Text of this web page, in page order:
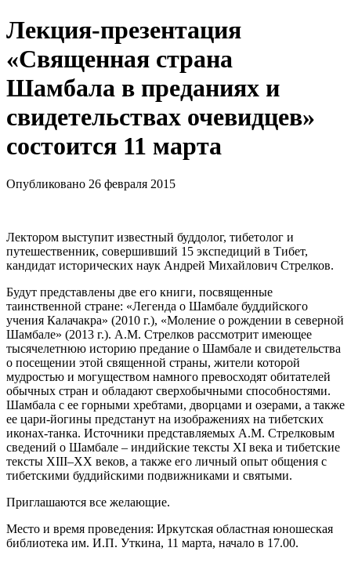
Лекция-презентация
«Священная страна
Шамбала в преданиях и
свидетельствах очевидцев»
состоится 11 марта
Опубликовано 26 февраля 2015
Лектором выступит известный буддолог, тибетолог и
путешественник, совершивший 15 экспедиций в Тибет,
кандидат исторических наук Андрей Михайлович Стрелков.
Будут представлены две его книги, посвященные
таинственной стране: «Легенда о Шамбале буддийского
учения Калачакра» (2010 г.), «Моление о рождении в северной
Шамбале» (2013 г.). А.М. Стрелков рассмотрит имеющее
тысячелетнюю историю предание о Шамбале и свидетельства
о посещении этой священной страны, жители которой
мудростью и могуществом намного превосходят обитателей
обычных стран и обладают сверхобычными способностями.
Шамбала с ее горными хребтами, дворцами и озерами, а также
ее цари-йогины предстанут на изображениях на тибетских
иконах-танка. Источники представляемых А.М. Стрелковым
сведений о Шамбале – индийские тексты XI века и тибетские
тексты XIII–XX веков, а также его личный опыт общения с
тибетскими буддийскими подвижниками и святыми.
Приглашаются все желающие.
Место и время проведения: Иркутская областная юношеская
библиотека им. И.П. Уткина, 11 марта, начало в 17.00.